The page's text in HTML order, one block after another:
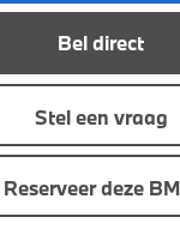
Bel direct
Stel een vraag
Reserveer deze